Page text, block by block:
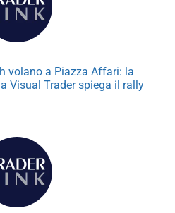
volano a Piazza Affari: la
Visual Trader spiega il rally